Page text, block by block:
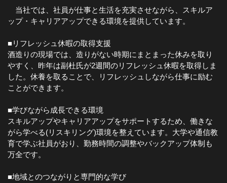
当社では、社員が仕事と生活を充実させながら、スキルア
ップ・キャリアアップできる環境を提供しています。
■リフレッシュ休暇の取得支援
酒造りの現場では、造りがない時期にまとまった休みを取り
やすく、昨年は副杜氏が2週間のリフレッシュ休暇を取得しま
した。休養を取ることで、リフレッシュしながら仕事に励む
ことができます。
■学びながら成長できる環境
スキルアップやキャリアアップをサポートするため、働きな
がら学べる(リスキリング)環境を整えています。大学や通信教
育で学ぶ社員がおり、勤務時間の調整やバックアップ体制も
万全です。
■地域とのつながりと専門的な学び